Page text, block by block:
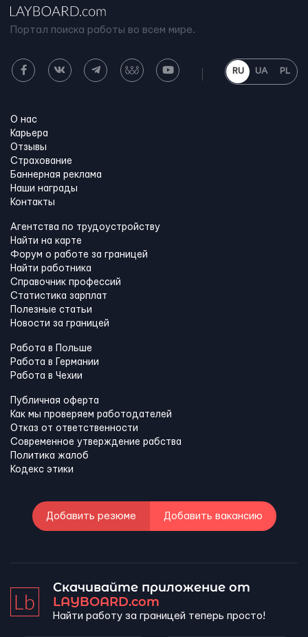
Портал поиска работы во всем мире.
RU UA PL
О нас
Карьера
Отзывы
Страхование
Баннерная реклама
Наши награды
Контакты
Агентства по трудоустройству
Найти на карте
Форум о работе за границей
Найти работника
Справочник профессий
Статистика зарплат
Полезные статьи
Новости за границей
Работа в Польше
Работа в Германии
Работа в Чехии
Публичная оферта
Как мы проверяем работодателей
Отказ от ответственности
Современное утверждение рабства
Политика жалоб
Кодекс этики
Добавить резюме Добавить вакансию
Скачивайте приложение от
LAYBOARD.com
Найти работу за границей теперь просто!